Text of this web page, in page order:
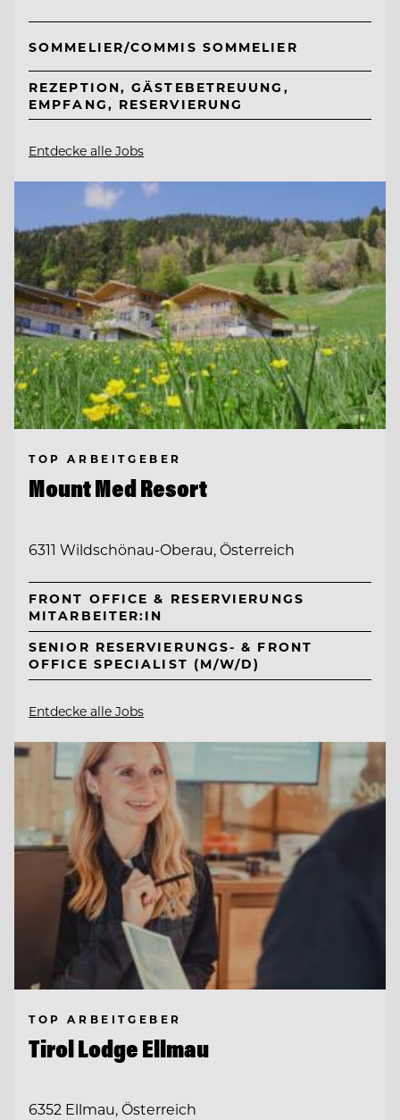
SOMMELIER/COMMIS SOMMELIER
REZEPTION, GÄSTEBETREUUNG,
EMPFANG, RESERVIERUNG
Entdecke alle Jobs
TOP ARBEITGEBER
Mount Med Resort
6311 Wildschönau-Oberau, Österreich
FRONT OFFICE & RESERVIERUNGS
MITARBEITER:IN
SENIOR RESERVIERUNGS- & FRONT
OFFICE SPECIALIST (M/W/D)
Entdecke alle Jobs
TOP ARBEITGEBER
Tirol Lodge Ellmau
6352 Ellmau, Österreich